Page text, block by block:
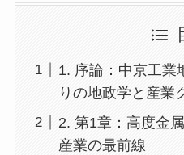
1. 序論：中京工業
りの地政学と産業
2. 第1章：高度金
産業の最前線